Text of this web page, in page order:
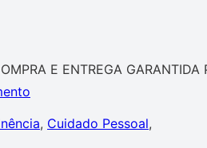
E ENTREGA GARANTIDA PELO
, Cuidado Pessoal,